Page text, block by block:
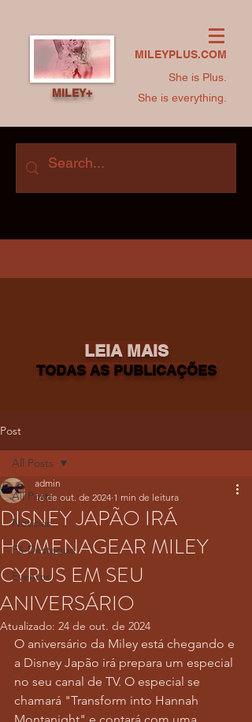
MILEYPLUS.COM
She is Plus.
She is everything.
MILEY+
LEIA MAIS
TODAS AS PUBLICAÇÕES
Post
All Posts
Notícias
Fã-Destaque
Eventos
All Posts
DISNEY JAPÃO IRÁ
HOMENAGEAR MILEY
CYRUS EM SEU
ANIVERSÁRIO
admin
16 de out. de 2024 1 min de leitura
Atualizado: 24 de out. de 2024
O aniversário da Miley está chegando e
a Disney Japão irá prepara um especial
no seu canal de TV. O especial se
chamará "Transform into Hannah